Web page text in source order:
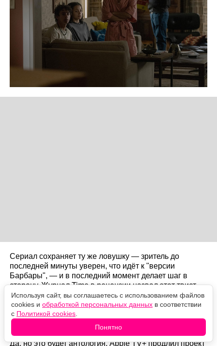
Сериал сохраняет ту же ловушку — зритель до
последней минуты уверен, что идёт к "версии
Барбары", — и в последний момент делает шаг в
сторону. Журнал Time в рецензии назвал этот твист
шокирующим, но нелепым; часть критиков
согласилась.
Будет ли второй сезон?
Да, но это будет антология. Apple TV+ продлил проект
Используя сайт, вы соглашаетесь с использованием файлов
cookies и обработкой персональных данных в соответствии
с Политикой cookies
Понятно